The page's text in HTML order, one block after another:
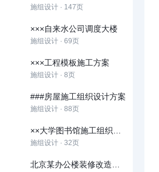
施组设计 · 147页
×××自来水公司调度大楼
施组设计 · 69页
×××工程模板施工方案
施组设计 · 8页
###房屋施工组织设计方案
施组设计 · 88页
施组设计 · 32页